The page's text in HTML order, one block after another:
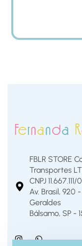
FBLR STORE
Transportes
CNPJ
Av. Brasil, 920
Geraldes
Bálsamo, SP -